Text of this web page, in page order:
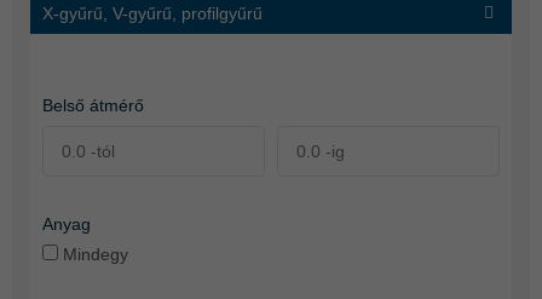
X-gyűrű, V-gyűrű, profilgyűrű
Belső átmérő
Anyag
Mindegy